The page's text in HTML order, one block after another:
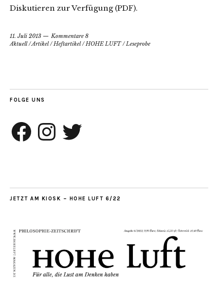
Diskutieren zur Verfügung (PDF).
11. Juli 2013
Kommentare 8
Aktuell/Artikel/Heftartikel/HOHE LUFT/Leseprobe
FOLGE UNS
Facebook InstagramTwitter
JETZT AM KIOSK – HOHE LUFT 6/22